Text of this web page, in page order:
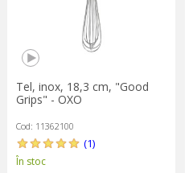
Tel, inox, 18,3 cm, "Good
Grips" - OXO
Cod: 11362100
(1)
În stoc